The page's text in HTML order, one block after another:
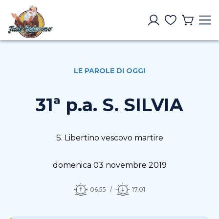
LE PAROLE DI OGGI
31ª p.a. S. SILVIA
S. Libertino vescovo martire
domenica 03 novembre 2019
06.55 17.01